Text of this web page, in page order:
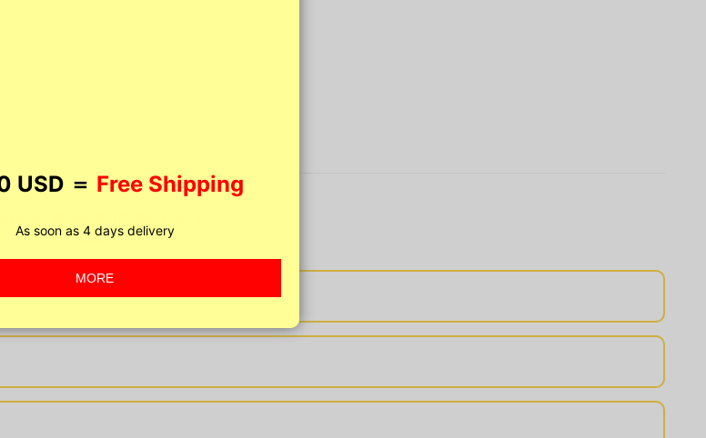
關於出貨常見問題 FAQ